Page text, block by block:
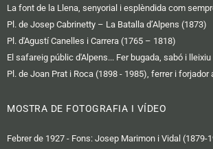
La font de la Llena, senyorial i esplèndida com
Pl. de Josep Cabrinetty – La Batalla d’Alpens (1873)
Pl. d'Agustí Canelles i Carrera (1765 – 1818)
El safareig públic d'Alpens... Fer bugada, sabó i lleixiu
Pl. de Joan Prat i Roca (1898 - 1985), ferrer i forjador
MOSTRA DE FOTOGRAFIA I VÍDEO
Febrer de 1927 - Fons: Josep Marimon i Vidal (1879-